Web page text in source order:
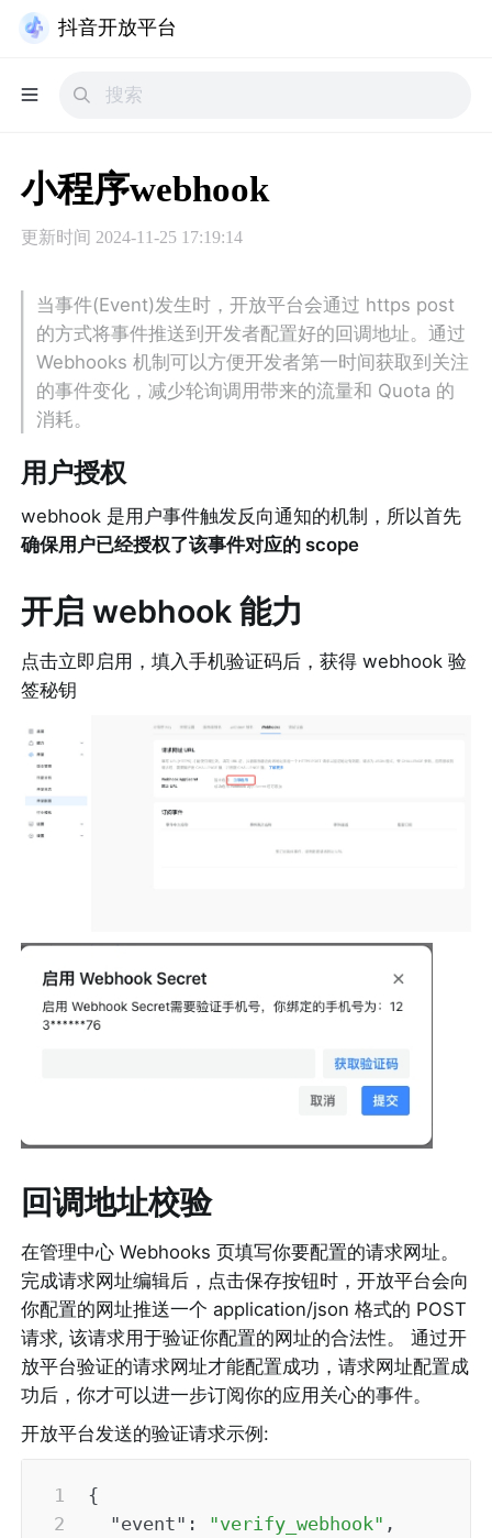
抖音开放平台
小程序webhook
更新时间 2024-11-25 17:19:14
当事件(Event)发生时，开放平台会通过 https post
的方式将事件推送到开发者配置好的回调地址。通过
Webhooks 机制可以方便开发者第一时间获取到关注
的事件变化，减少轮询调用带来的流量和 Quota 的
消耗。
用户授权
webhook 是用户事件触发反向通知的机制，所以首先
确保用户已经授权了该事件对应的 scope
开启 webhook 能力
点击立即启用，填入手机验证码后，获得 webhook 验
签秘钥
回调地址校验
在管理中心 Webhooks 页填写你要配置的请求网址。
完成请求网址编辑后，点击保存按钮时，开放平台会向
你配置的网址推送一个 application/json 格式的 POST
请求, 该请求用于验证你配置的网址的合法性。 通过开
放平台验证的请求网址才能配置成功，请求网址配置成
功后，你才可以进一步订阅你的应用关心的事件。
开放平台发送的验证请求示例:
{
"event" : "verify_webhook" ,